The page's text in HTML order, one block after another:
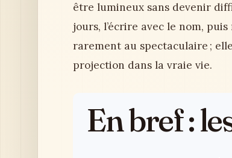
être lumineux sans devenir
jours, l’écrire avec le nom,
rarement au spectaculaire ;
projection dans la vraie vie.
En bref :